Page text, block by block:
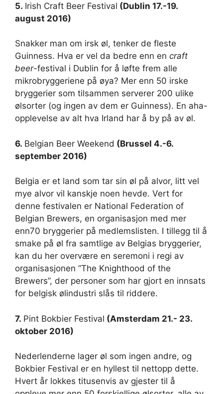
5. Irish Craft Beer Festival (Dublin 17.-19.
august 2016)
Snakker man om irsk øl, tenker de fleste
Guinness. Hva er vel da bedre enn en craft
beer-festival i Dublin for å løfte frem alle
mikrobryggeriene på øya? Mer enn 50 irske
bryggerier som tilsammen serverer 200 ulike
ølsorter (og ingen av dem er Guinness). En aha-
opplevelse av alt hva Irland har å by på av øl.
6. Belgian Beer Weekend (Brussel 4.-6.
september 2016)
Belgia er et land som tar sin øl på alvor, litt vel
mye alvor vil kanskje noen hevde. Vert for
denne festivalen er National Federation of
Belgian Brewers, en organisasjon med mer
enn70 bryggerier på medlemslisten. I tillegg til å
smake på øl fra samtlige av Belgias bryggerier,
kan du her overvære en seremoni i regi av
organisasjonen ”The Knighthood of the
Brewers”, der personer som har gjort en innsats
for belgisk ølindustri slås til riddere.
7. Pint Bokbier Festival (Amsterdam 21.- 23.
oktober 2016)
Nederlenderne lager øl som ingen andre, og
Bokbier Festival er en hyllest til nettopp dette.
Hvert år lokkes titusenvis av gjester til å